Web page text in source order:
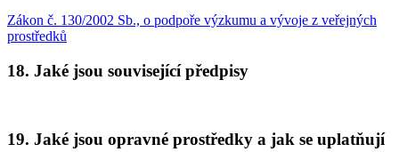
Zákon č. 130/2002 Sb., o podpoře výzkumu a vývoje z veřejných
prostředků
18. Jaké jsou související předpisy
19. Jaké jsou opravné prostředky a jak se uplatňují